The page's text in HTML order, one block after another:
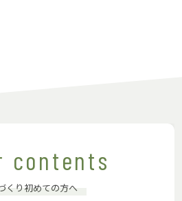
contents
くり初めての方へ